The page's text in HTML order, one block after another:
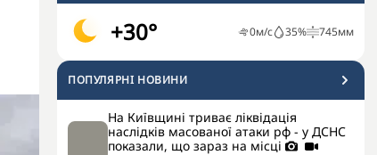
+30° 0м/с 35% 745мм
ПОПУЛЯРНI НОВИНИ
На Київщині триває ліквідація
наслідків масованої атаки рф - у ДСНС
показали, що зараз на місці